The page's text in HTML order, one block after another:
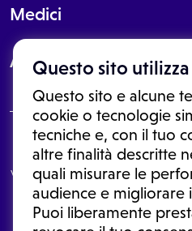
Questo sito
Questo sito e alcune
cookie o tecnologie
tecniche e, con il tuo
altre finalità descritte
quali misurare le
audience e migliorare
Puoi liberamente
Medici
About
Le informazioni proposte in questo
In nessun caso, queste
visita o una diagnosi formulata dal
le informazioni disponibili come
una diagnosi, la determinazione
sospensione di un farmaco
medicina generale